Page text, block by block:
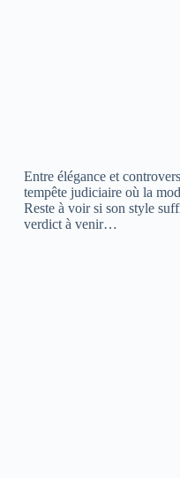
Entre élégance et
tempête judiciaire où la
Reste à voir si son style
verdict à venir…